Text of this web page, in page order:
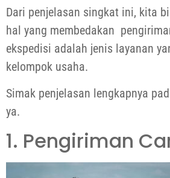
Dari penjelasan singkat ini, kita
hal yang membedakan
ekspedisi adalah jenis layanan
kelompok usaha.
Simak penjelasan lengkapnya
ya.
1. Pengiriman